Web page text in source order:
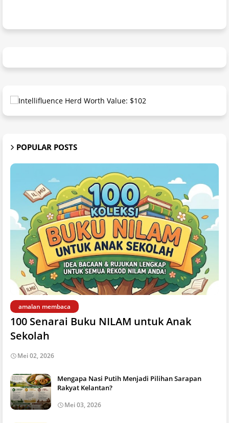
POPULAR POSTS
amalan membaca
100 Senarai Buku NILAM untuk Anak
Sekolah
Mei 02, 2026
Mengapa Nasi Putih Menjadi Pilihan Sarapan
Rakyat Kelantan?
Mei 03, 2026